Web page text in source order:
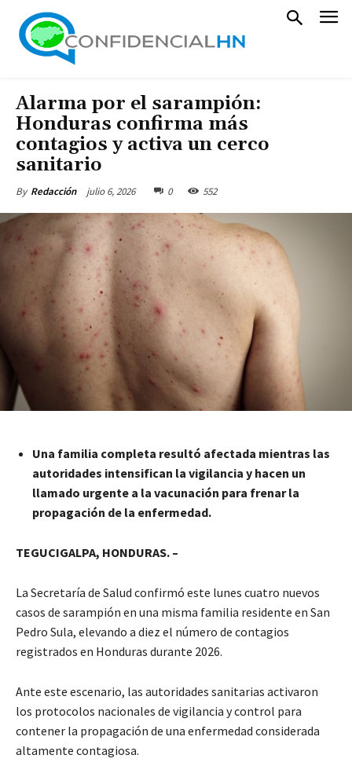
Alarma por el sarampión:
Honduras confirma más
contagios y activa un cerco
sanitario
By Redacción julio 6, 2026 0 552
Una familia completa resultó afectada mientras las
autoridades intensifican la vigilancia y hacen un
llamado urgente a la vacunación para frenar la
propagación de la enfermedad.
TEGUCIGALPA, HONDURAS. –
La Secretaría de Salud confirmó este lunes cuatro nuevos
casos de sarampión en una misma familia residente en San
Pedro Sula, elevando a diez el número de contagios
registrados en Honduras durante 2026.
Ante este escenario, las autoridades sanitarias activaron
los protocolos nacionales de vigilancia y control para
contener la propagación de una enfermedad considerada
altamente contagiosa.